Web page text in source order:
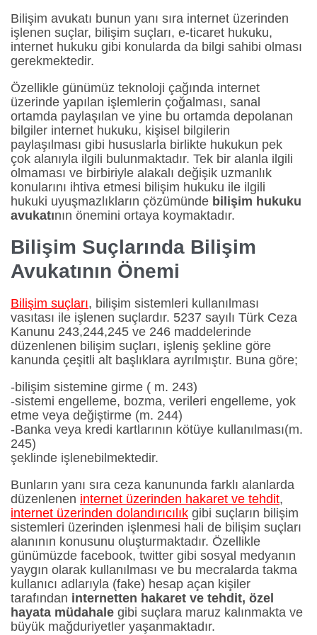
Bilişim avukatı bunun yanı sıra internet üzerinden
işlenen suçlar, bilişim suçları, e-ticaret hukuku,
internet hukuku gibi konularda da bilgi sahibi olması
gerekmektedir.
Özellikle günümüz teknoloji çağında internet
üzerinde yapılan işlemlerin çoğalması, sanal
ortamda paylaşılan ve yine bu ortamda depolanan
bilgiler internet hukuku, kişisel bilgilerin
paylaşılması gibi hususlarla birlikte hukukun pek
çok alanıyla ilgili bulunmaktadır. Tek bir alanla ilgili
olmaması ve birbiriyle alakalı değişik uzmanlık
konularını ihtiva etmesi bilişim hukuku ile ilgili
hukuki uyuşmazlıkların çözümünde bilişim hukuku
avukatının önemini ortaya koymaktadır.
Bilişim Suçlarında Bilişim
Avukatının Önemi
Bilişim suçları, bilişim sistemleri kullanılması
vasıtası ile işlenen suçlardır. 5237 sayılı Türk Ceza
Kanunu 243,244,245 ve 246 maddelerinde
düzenlenen bilişim suçları, işleniş şekline göre
kanunda çeşitli alt başlıklara ayrılmıştır. Buna göre;
-bilişim sistemine girme ( m. 243)
-sistemi engelleme, bozma, verileri engelleme, yok
etme veya değiştirme (m. 244)
-Banka veya kredi kartlarının kötüye kullanılması(m.
245)
şeklinde işlenebilmektedir.
Bunların yanı sıra ceza kanununda farklı alanlarda
düzenlenen internet üzerinden hakaret ve tehdit,
internet üzerinden dolandırıcılık gibi suçların bilişim
sistemleri üzerinden işlenmesi hali de bilişim suçları
alanının konusunu oluşturmaktadır. Özellikle
günümüzde facebook, twitter gibi sosyal medyanın
yaygın olarak kullanılması ve bu mecralarda takma
kullanıcı adlarıyla (fake) hesap açan kişiler
tarafından internetten hakaret ve tehdit, özel
hayata müdahale gibi suçlara maruz kalınmakta ve
büyük mağduriyetler yaşanmaktadır.